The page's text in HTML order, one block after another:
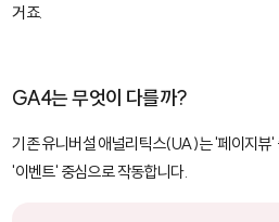
거죠.
GA4는 무엇이 다를까?
기존 유니버설 애널리틱스(UA)는 '페이지뷰'
'이벤트' 중심으로 작동합니다.